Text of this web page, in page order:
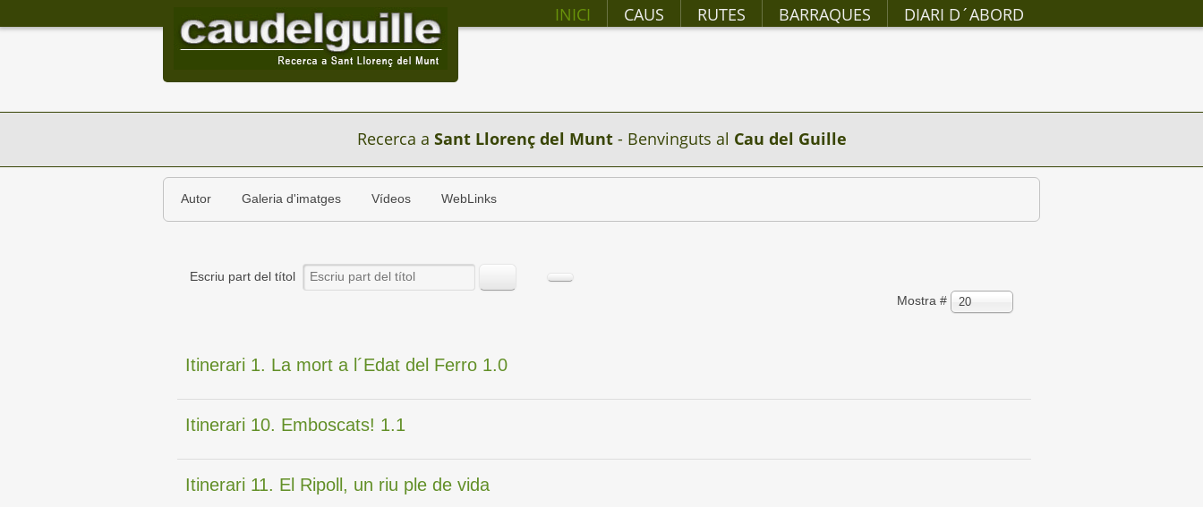
INICI CAUS RUTES BARRAQUES DIARI D´ABORD
Recerca a Sant Llorenç del Munt- Benvinguts al Cau del Guille
Autor Galeria d'imatges Vídeos WebLinks
Escriu part del títol
Mostra #
20
Itinerari 1. La mort a l´Edat del Ferro 1.0
Itinerari 10. Emboscats! 1.1
Itinerari 11. El Ripoll, un riu ple de vida